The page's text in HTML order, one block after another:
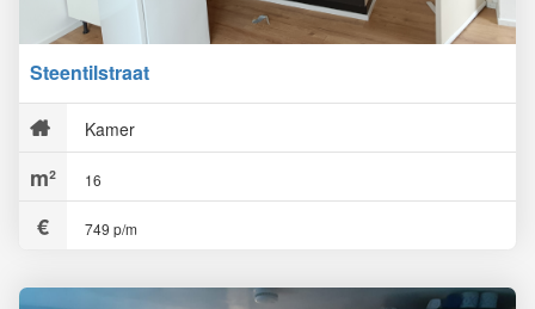
Steentilstraat
Kamer
16
749 p/m